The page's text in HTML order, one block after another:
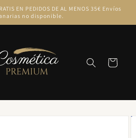
EN PEDIDOS DE AL MENOS 35€ Envíos
no disponible.
Carrito